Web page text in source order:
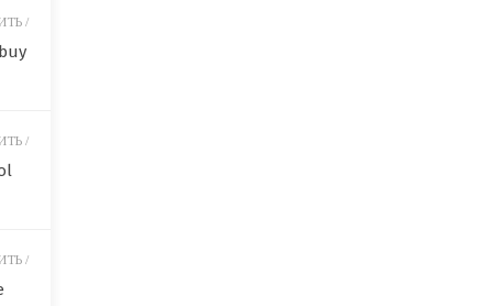
/
/
/